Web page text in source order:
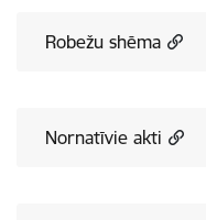
Robežu shēma
Nornatīvie akti